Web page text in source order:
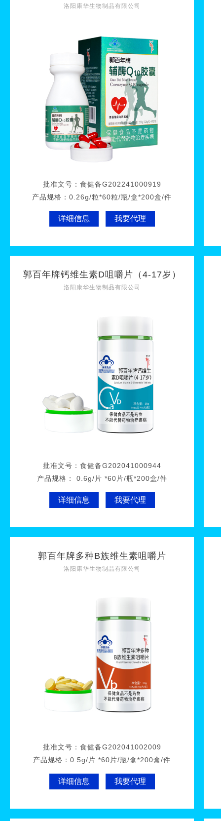
洛阳康华生物制品有限公司
批准文号： 食健备G202241000919
产品规格： 0.26g/粒*60粒/瓶/盒*200盒/件
详细信息 我要代理
郭百年牌钙维生素D咀嚼片（4-17岁）
洛阳康华生物制品有限公司
批准文号： 食健备G202041000944
产品规格：
0.6g/片 *60片/瓶*200盒/件
详细信息 我要代理
郭百年牌多种B族维生素咀嚼片
洛阳康华生物制品有限公司
批准文号： 食健备G202041002009
产品规格： 0.5g/片 *60片/瓶/盒*200盒/件
详细信息 我要代理